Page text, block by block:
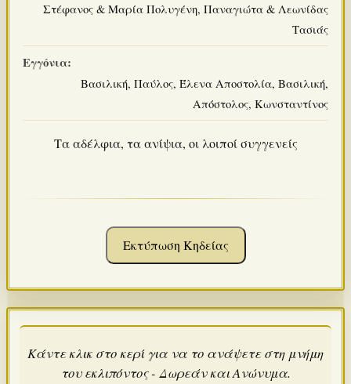
Στέφανος & Μαρία Πολυγένη, Παναγιώτα & Λεωνίδας
Τασιάς
Εγγόνια:
Βασιλική, Παύλος, Έλενα Αποστολία, Βασιλική,
Απόστολος, Κωνσταντίνος
Τα αδέλφια, τα ανίψια, οι λοιποί συγγενείς
Εκτύπωση Κηδείας
Κάντε κλικ στο κερί για να το ανάψετε στη μνήμη
του εκλιπόντος - Δωρεάν και Ανώνυμα.